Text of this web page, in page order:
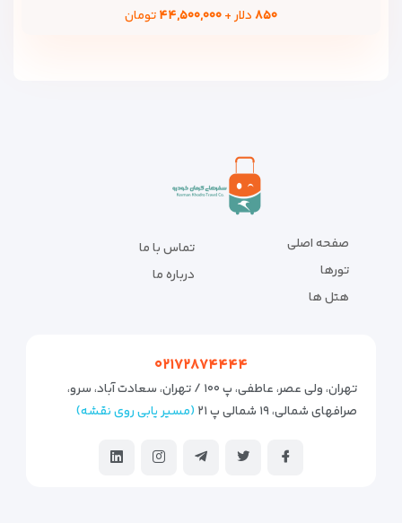
۸۵۰دلار +۴۴,۵۰۰,۰۰۰تومان
صفحه اصلی
تورها
هتل ها
تماس با ما
درباره ما
۰۲۱۷۲۸۷۴۴۴۴
تهران، ولی عصر، عاطفی، پ ۱۰۰ / تهران، سعادت آباد، سرو،
صرافهای شمالی، ۱۹ شمالی پ ۲۱
(مسیر یابی روی نقشه)